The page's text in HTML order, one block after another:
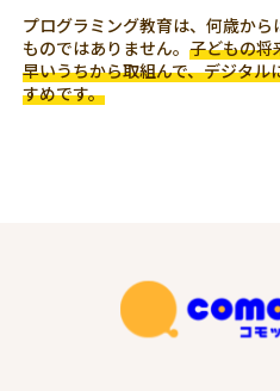
プログラミング教育は、何歳か
ものではありません。子どもの将
早いうちから取組んで、デジタ
すめです。